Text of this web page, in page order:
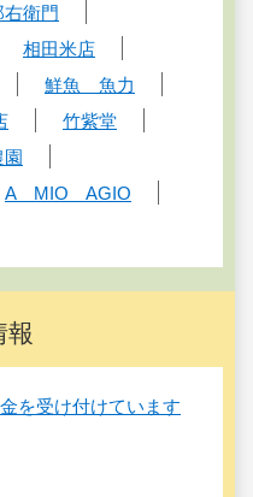
衛門
相田米店
鮮魚 魚力
竹紫堂
園
A MIO AGIO
報
を受け付けています